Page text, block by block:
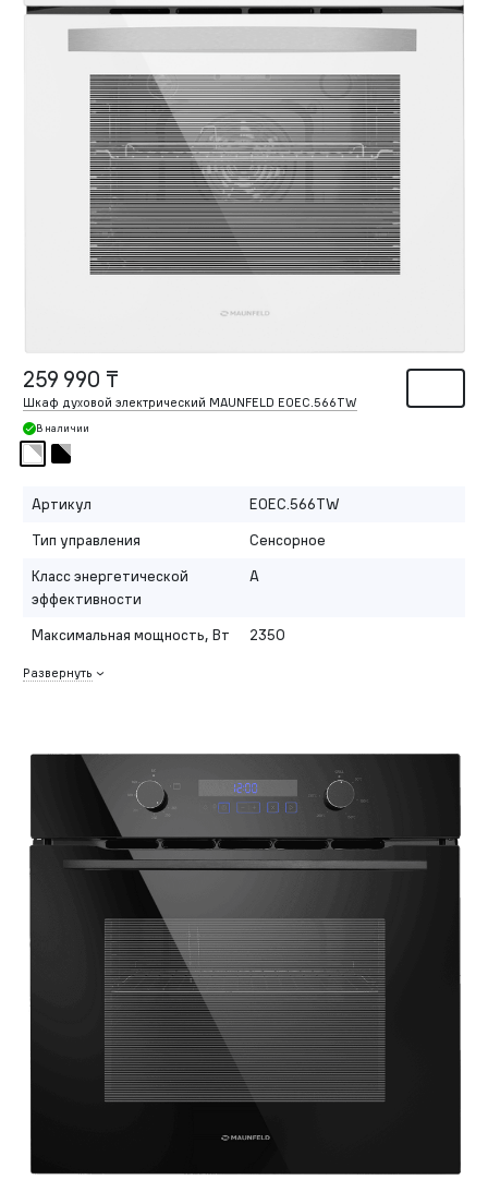
259 990 ₸
Шкаф духовой электрический MAUNFELD EOEC.566TW
В наличии
Артикул
EOEC.566TW
Тип управления
Сенсорное
Класс энергетической
эффективности
A
Максимальная мощность, Вт 2350
Развернуть